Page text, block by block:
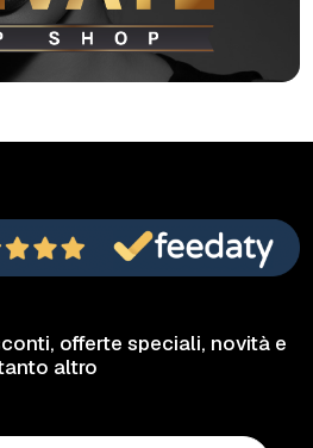
offerte speciali, novità e
altro